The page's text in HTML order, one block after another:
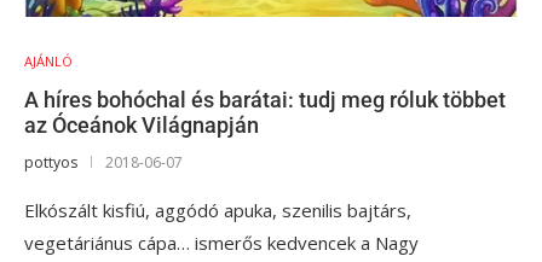
AJÁNLÓ
A híres bohóchal és barátai: tudj meg róluk többet
az Óceánok Világnapján
pottyos 2018-06-07
Elkószált kisfiú, aggódó apuka, szenilis bajtárs,
vegetáriánus cápa… ismerős kedvencek a Nagy